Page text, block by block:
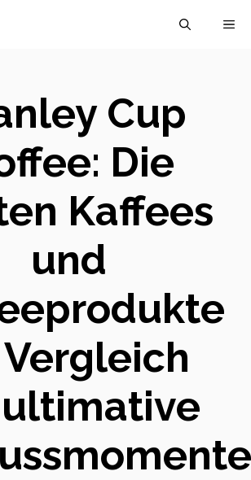
Cup
Die
Kaffees
und